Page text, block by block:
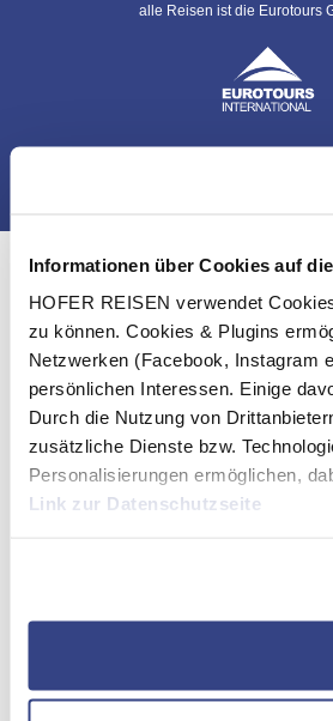
Informationen über Cookies auf
HOFER REISEN verwendet
zu können. Cookies & Plugins
Netzwerken (Facebook, Instagram
persönlichen Interessen. Einige
Durch die Nutzung von
zusätzliche Dienste bzw.
Personalisierungen ermöglichen,
Link zur Datenschutzseite
alle Reisen ist die Eurotours